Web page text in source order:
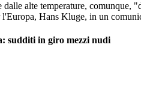
alte temperature, comunque,
Hans Kluge, in un
sudditi in giro mezzi nudi